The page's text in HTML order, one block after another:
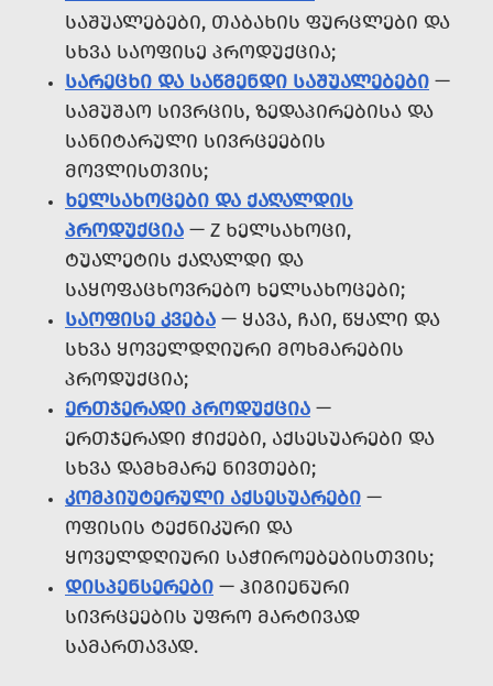
ᲡᲐᲨᲣᲐᲚᲔᲑᲔᲑᲘ, ᲗᲐᲑᲐᲮᲘᲡ ᲤᲣᲠᲪᲚᲔᲑᲘ ᲓᲐ
ᲡᲮᲕᲐ ᲡᲐᲝᲤᲘᲡᲔ ᲞᲠᲝᲓᲣᲥᲪᲘᲐ;
ᲡᲐᲠᲔᲪᲮᲘ ᲓᲐ ᲡᲐᲬᲛᲔᲜᲓᲘ ᲡᲐᲨᲣᲐᲚᲔᲑᲔᲑᲘ —
ᲡᲐᲛᲣᲨᲐᲝ ᲡᲘᲕᲠᲪᲘᲡ, ᲖᲔᲓᲐᲞᲘᲠᲔᲑᲘᲡᲐ ᲓᲐ
ᲡᲐᲜᲘᲢᲐᲠᲣᲚᲘ ᲡᲘᲕᲠᲪᲔᲔᲑᲘᲡ
ᲛᲝᲕᲚᲘᲡᲗᲕᲘᲡ;
ᲮᲔᲚᲡᲐᲮᲝᲪᲔᲑᲘ ᲓᲐ ᲥᲐᲦᲐᲚᲓᲘᲡ
ᲞᲠᲝᲓᲣᲥᲪᲘᲐ — Z ᲮᲔᲚᲡᲐᲮᲝᲪᲘ,
ᲢᲣᲐᲚᲔᲢᲘᲡ ᲥᲐᲦᲐᲚᲓᲘ ᲓᲐ
ᲡᲐᲧᲝᲤᲐᲪᲮᲝᲕᲠᲔᲑᲝ ᲮᲔᲚᲡᲐᲮᲝᲪᲔᲑᲘ;
ᲡᲐᲝᲤᲘᲡᲔ ᲙᲕᲔᲑᲐ — ᲧᲐᲕᲐ, ᲩᲐᲘ, ᲬᲧᲐᲚᲘ ᲓᲐ
ᲡᲮᲕᲐ ᲧᲝᲕᲔᲚᲓᲦᲘᲣᲠᲘ ᲛᲝᲮᲛᲐᲠᲔᲑᲘᲡ
ᲞᲠᲝᲓᲣᲥᲪᲘᲐ;
ᲔᲠᲗᲯᲔᲠᲐᲓᲘ ᲞᲠᲝᲓᲣᲥᲪᲘᲐ —
ᲔᲠᲗᲯᲔᲠᲐᲓᲘ ᲭᲘᲥᲔᲑᲘ, ᲐᲥᲡᲔᲡᲣᲐᲠᲔᲑᲘ ᲓᲐ
ᲡᲮᲕᲐ ᲓᲐᲛᲮᲛᲐᲠᲔ ᲜᲘᲕᲗᲔᲑᲘ;
ᲙᲝᲛᲞᲘᲣᲢᲔᲠᲣᲚᲘ ᲐᲥᲡᲔᲡᲣᲐᲠᲔᲑᲘ —
ᲝᲤᲘᲡᲘᲡ ᲢᲔᲥᲜᲘᲙᲣᲠᲘ ᲓᲐ
ᲧᲝᲕᲔᲚᲓᲦᲘᲣᲠᲘ ᲡᲐᲭᲘᲠᲝᲔᲑᲔᲑᲘᲡᲗᲕᲘᲡ;
ᲓᲘᲡᲞᲔᲜᲡᲔᲠᲔᲑᲘ — ᲰᲘᲒᲘᲔᲜᲣᲠᲘ
ᲡᲘᲕᲠᲪᲔᲔᲑᲘᲡ ᲣᲤᲠᲝ ᲛᲐᲠᲢᲘᲕᲐᲓ
ᲡᲐᲛᲐᲠᲗᲐᲕᲐᲓ.